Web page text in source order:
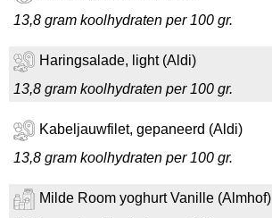
13,8 gram koolhydraten per 100 gr.
Haringsalade, light (Aldi)
13,8 gram koolhydraten per 100 gr.
Kabeljauwfilet, gepaneerd (Aldi)
13,8 gram koolhydraten per 100 gr.
Milde Room yoghurt Vanille (Almhof)